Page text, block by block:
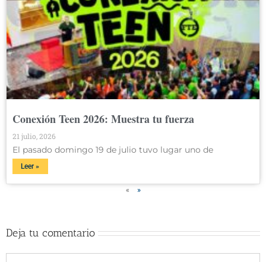
Conexión Teen 2026: Muestra tu fuerza
21 julio, 2026
El pasado domingo 19 de julio tuvo lugar uno de
Leer »
« »
Deja tu comentario